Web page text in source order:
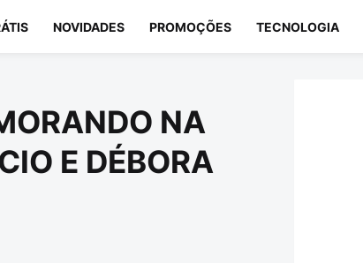
NOVIDADES PROMOÇÕES TECNOLOGIA
NA
E DÉBORA